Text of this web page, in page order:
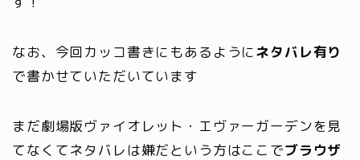
なお、今回カッコ書きにもあるようにネタバレ有り
で書かせていただいています
まだ劇場版ヴァイオレット・エヴァーガーデンを見
てなくてネタバレは嫌だという方はここでブラウザ